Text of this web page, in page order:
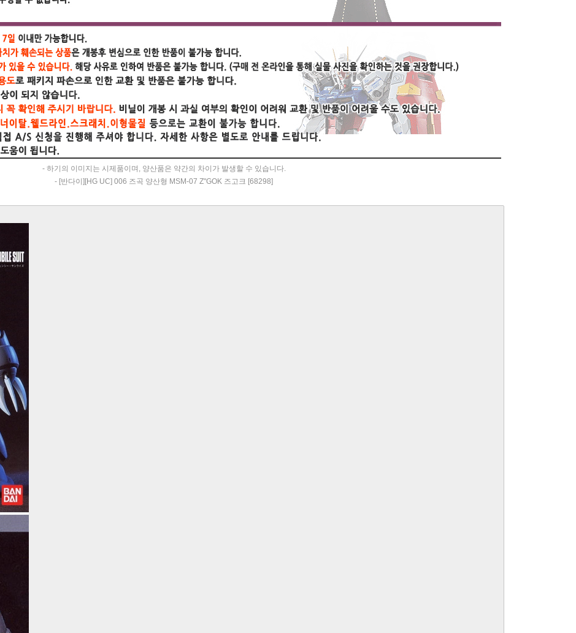
- 하기의 이미지는 시제품이며, 양산품은 약간의 차이가 발생할 수 있습니다.
- [반다이][HG UC] 006 즈곡 양산형 MSM-07 Z"GOK 즈고크 [68298]